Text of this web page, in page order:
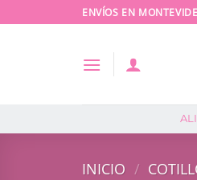
al
ENVÍOS EN
INICIO /